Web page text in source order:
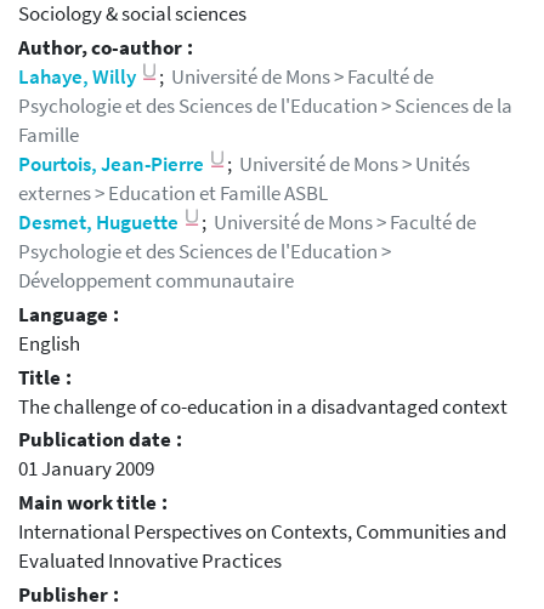
Sociology & social sciences
Author, co-author :
Lahaye, Willy
; Université de Mons > Faculté de
Psychologie et des Sciences de l'Education > Sciences de la
Famille
Pourtois, Jean-Pierre
; Université de Mons > Unités
externes > Education et Famille ASBL
Desmet, Huguette
; Université de Mons > Faculté de
Psychologie et des Sciences de l'Education >
Développement communautaire
Language :
English
Title :
The challenge of co-education in a disadvantaged context
Publication date :
01 January 2009
Main work title :
International Perspectives on Contexts, Communities and
Evaluated Innovative Practices
Publisher :